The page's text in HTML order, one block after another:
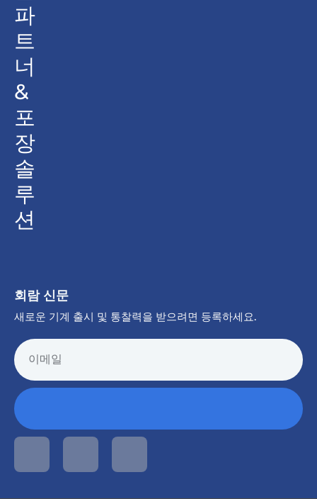
파
트
너
&
포
장
솔
루
션
회람 신문
새로운 기계 출시 및 통찰력을 받으려면 등록하세요.